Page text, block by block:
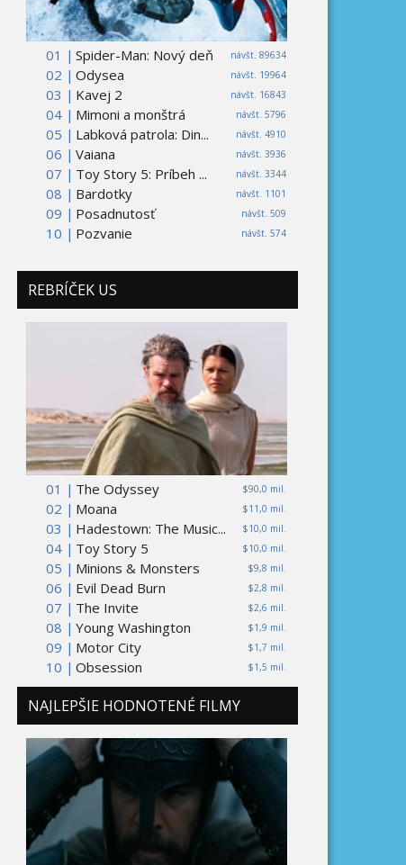
01 | návšt. 89634
Spider-Man: Nový deň
02 |
návšt. 19964
Odysea
03 |
návšt. 16843
Kavej 2
04 |
návšt. 5796
Mimoni a monštrá
05 |
návšt. 4910
Labková patrola: Din...
06 |
návšt. 3936
Vaiana
07 |
návšt. 3344
Toy Story 5: Príbeh ...
08 |
návšt. 1101
Bardotky
09 |
návšt. 509
Posadnutosť
10 |
návšt. 574
Pozvanie
REBRÍČEK US
01 | $90,0 mil.
The Odyssey
02 |
$11,0 mil.
Moana
03 |
$10,0 mil.
Hadestown: The Music...
04 |
$10,0 mil.
Toy Story 5
05 |
$9,8 mil.
Minions & Monsters
06 |
$2,8 mil.
Evil Dead Burn
07 |
$2,6 mil.
The Invite
08 |
$1,9 mil.
Young Washington
09 |
$1,7 mil.
Motor City
10 |
$1,5 mil.
Obsession
NAJLEPŠIE HODNOTENÉ FILMY